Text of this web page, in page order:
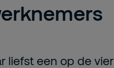
liefst een op de vier